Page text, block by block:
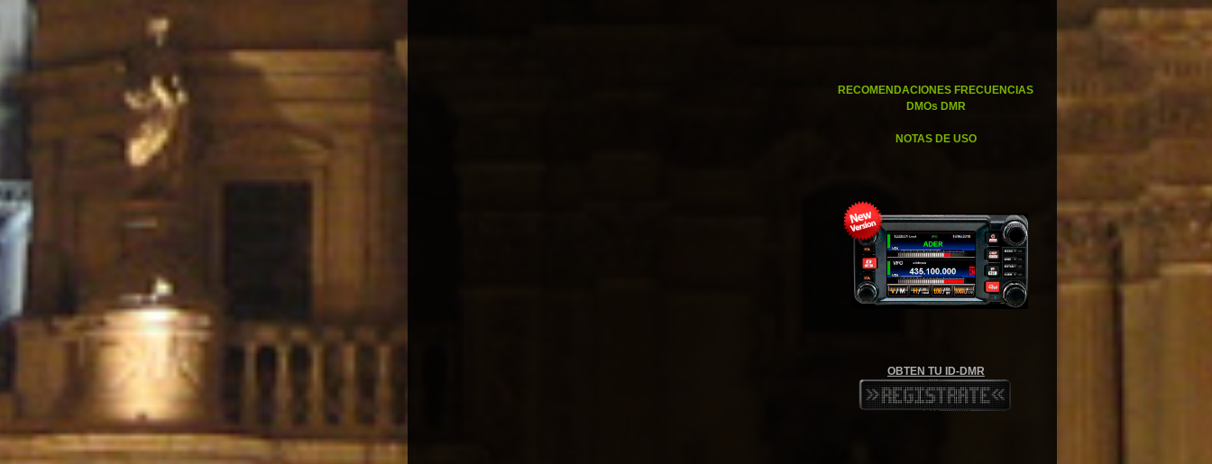
RECOMENDACIONES FRECUENCIAS
DMOs DMR
NOTAS DE USO
OBTEN TU ID-DMR